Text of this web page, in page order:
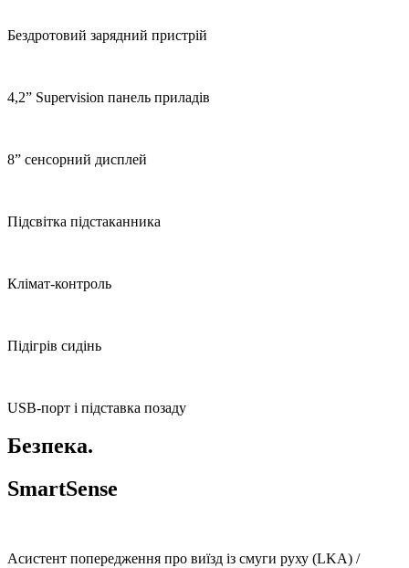
Бездротовий зарядний пристрій
4,2” Supervision панель приладів
8” сенсорний дисплей
Підсвітка підстаканника
Клімат-контроль
Підігрів сидінь
USB-порт і підставка позаду
Безпека.
SmartSense
Асистент попередження про виїзд із смуги руху (LKA) /